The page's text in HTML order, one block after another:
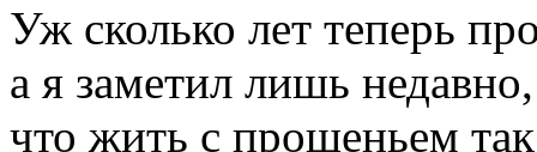
Уж сколько лет теперь
а я заметил лишь недавно,
что жить с прощеньем так